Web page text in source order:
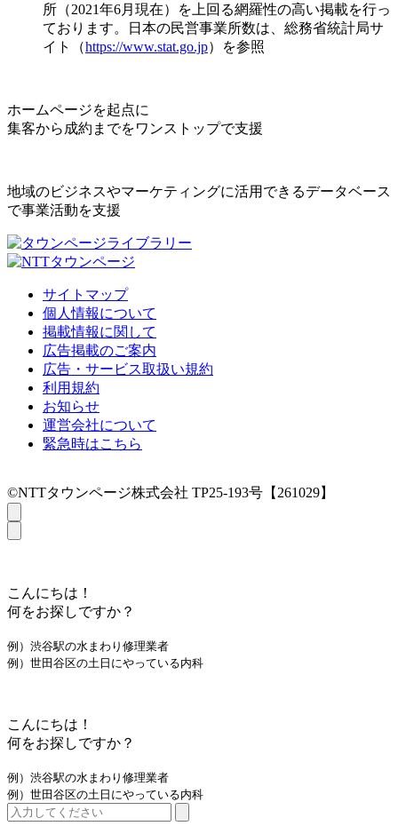
所（2021年6月現在）を上回る網羅性の高い掲載を行っ
ております。日本の民営事業所数は、総務省統計局サ
イト（https://www.stat.go.jp）を参照
ホームページを起点に
集客から成約までをワンストップで支援
地域のビジネスやマーケティングに活用できるデータベース
で事業活動を支援
サイトマップ
個人情報について
掲載情報に関して
広告掲載のご案内
広告・サービス取扱い規約
利用規約
お知らせ
運営会社について
緊急時はこちら
©NTTタウンページ株式会社 TP25-193号【261029】
こんにちは！
何をお探しですか？
例）渋谷駅の水まわり修理業者
例）世田谷区の土日にやっている内科
こんにちは！
何をお探しですか？
例）渋谷駅の水まわり修理業者
例）世田谷区の土日にやっている内科